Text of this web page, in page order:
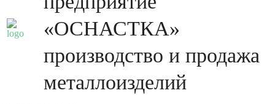
«ОСНАСТКА»
производство и продажа
металлоизделий